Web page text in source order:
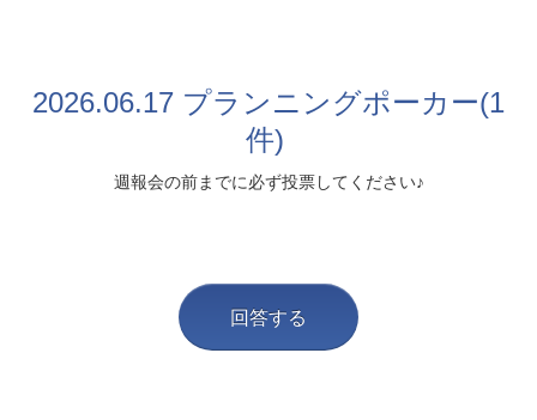
2026.06.17 プランニングポーカー(1
件)
週報会の前までに必ず投票してください♪
回答する